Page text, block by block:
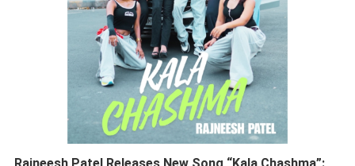
Rajneesh Patel Releases New Song “Kala Chashma”: